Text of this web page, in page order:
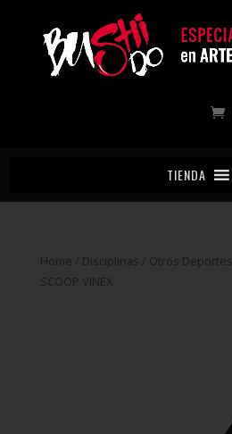
TIENDA
Home / Disciplinas / Otros Deportes
SCOOP VINEX